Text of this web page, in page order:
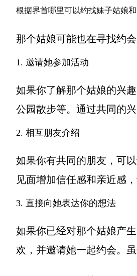
根据界首哪里可以约找妹子姑娘
那个姑娘可能也在寻找约
1. 邀请她参加活动
如果你了解那个姑娘的兴
公园散步等。通过共同的
2. 相互朋友介绍
如果你有共同的朋友，可
见面增加信任感和亲近感
3. 直接向她表达你的想法
如果你已经对那个姑娘产
欢，并邀请她一起约会。